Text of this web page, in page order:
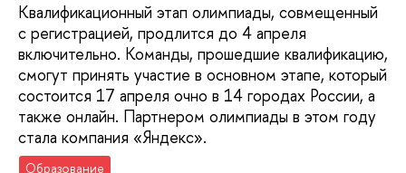
Квалификационный этап олимпиады, совмещенный
с регистрацией, продлится до 4 апреля
включительно. Команды, прошедшие квалификацию,
смогут принять участие в основном этапе, который
состоится 17 апреля очно в 14 городах России, а
также онлайн. Партнером олимпиады в этом году
стала компания «Яндекс».
Образование